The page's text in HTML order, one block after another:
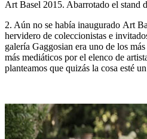
Art Basel 2015. Abarrotado el stand
2. Aún no se había inaugurado Art
hervidero de coleccionistas e
galería Gaggosian era uno de los
más mediáticos por el elenco de
planteamos que quizás la cosa esté